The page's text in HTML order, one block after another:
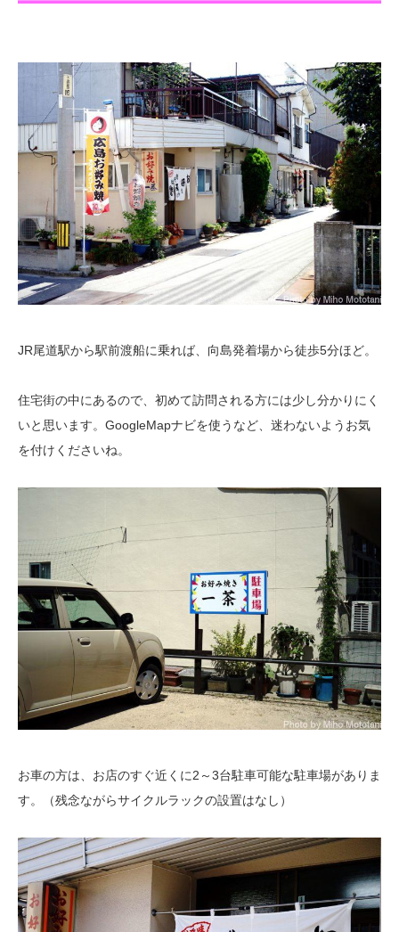
JR尾道駅から駅前渡船に乗れば、向島発着場から徒歩5分ほど。
住宅街の中にあるので、初めて訪問される方には少し分かりにく
いと思います。GoogleMapナビを使うなど、迷わないようお気
を付けくださいね。
お車の方は、お店のすぐ近くに2～3台駐車可能な駐車場がありま
す。（残念ながらサイクルラックの設置はなし）